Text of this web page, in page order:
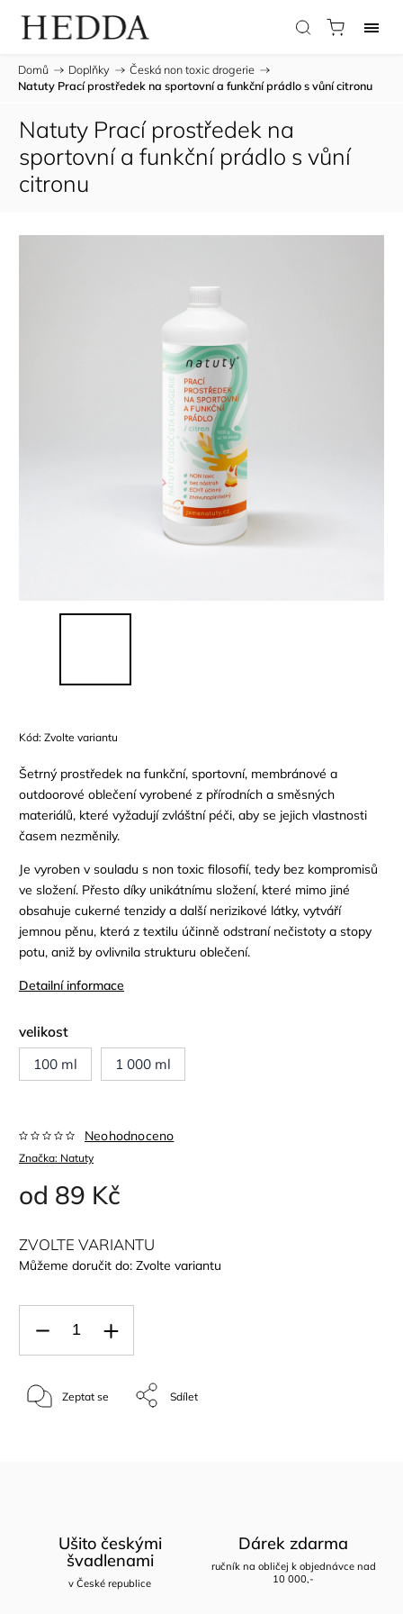
Domů / Doplňky / Česká non toxic drogerie /
Natuty Prací prostředek na sportovní a funkční prádlo s vůní citronu
Natuty Prací prostředek na
sportovní a funkční prádlo s vůní
citronu
Kód: Zvolte variantu
Šetrný prostředek na funkční, sportovní, membránové a
outdoorové oblečení vyrobené z přírodních a směsných
materiálů, které vyžadují zvláštní péči, aby se jejich vlastnosti
časem nezměnily.
Je vyroben v souladu s non toxic filosofií, tedy bez kompromisů
ve složení. Přesto díky unikátnímu složení, které mimo jiné
obsahuje cukerné tenzidy a další nerizikové látky, vytváří
jemnou pěnu, která z textilu účinně odstraní nečistoty a stopy
potu, aniž by ovlivnila strukturu oblečení.
Detailní informace
velikost
100 ml
1 000 ml
Značka: Natuty
Neohodnoceno
od 89 Kč
ZVOLTE VARIANTU
Můžeme doručit do: Zvolte variantu
Zeptat se Sdílet
Ušito českými
švadlenami
v České republice
Dárek zdarma
ručník na obličej k objednávce nad
10 000,-